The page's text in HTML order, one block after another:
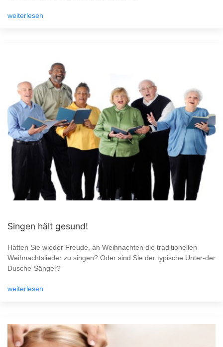
weiterlesen
Singen hält gesund!
Hatten Sie wieder Freude, an Weihnachten die traditionellen
Weihnachtslieder zu singen? Oder sind Sie der typische Unter-der
Dusche-Sänger?
weiterlesen